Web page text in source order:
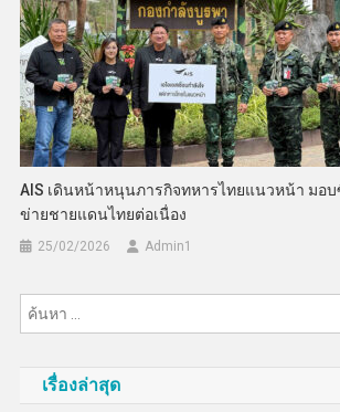
AIS เดินหน้าหนุนภารกิจทหารไทยแนวหน้า มอ
ข่ายชายแดนไทยต่อเนื่อง
25/02/2026 Admin​1
เรื่องล่าสุด